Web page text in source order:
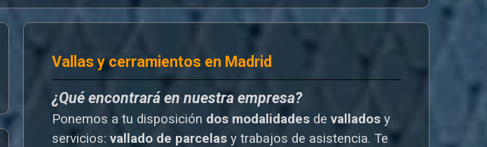
Vallas y cerramientos en Madrid
¿Qué encontrará en nuestra empresa?
Ponemos a tu disposición dos modalidades de vallados y
servicios: vallado de parcelas y trabajos de asistencia. Te